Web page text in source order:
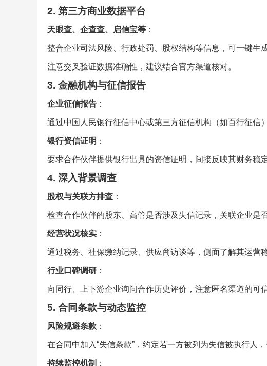
2. 第三方商业数据平台
天眼查、企查查、启信宝等 ：
整合企业司法风险、行政处罚、股权结构等信息，可一键生
注意交叉验证数据准确性，建议结合官方渠道核对。
3. 金融机构与征信报告
企业征信报告 ：
通过中国人民银行征信中心或第三方征信机构（如百行征信
银行资信证明 ：
要求合作伙伴提供银行出具的资信证明，间接反映其财务稳定
4. 深入背景调查
股权与关联方排查 ：
检查合作伙伴的股东、高管是否涉及失信记录，关联企业是
经营状况核实 ：
通过税务、社保缴纳记录、供应商访谈等，侧面了解其运营稳
行业口碑调研 ：
向同行、上下游企业询问合作历史评价，注意匿名渠道的可信
5. 合同条款与动态监控
风险规避条款 ：
在合同中加入“失信条款”，约定若一方被列为失信被执行人
持续监控机制 ：